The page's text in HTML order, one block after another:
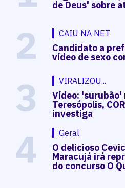
de Deus' sobre
2 CAIU NA NET
Candidato a
vídeo de sexo
3 VIRALIZOU...
Vídeo: 'surubão'
Teresópolis,
investiga
4 Geral
O delicioso
Maracujá irá
do concurso O